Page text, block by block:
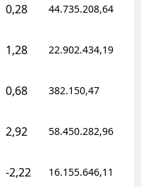
0,28 44.735.208,64
1,28 22.902.434,19
0,68 382.150,47
2,92 58.450.282,96
-2,22 16.155.646,11